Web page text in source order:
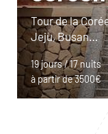
Tour de la
Jeju, Busan…
19 jours / 17 nuits
à partir de 3500€